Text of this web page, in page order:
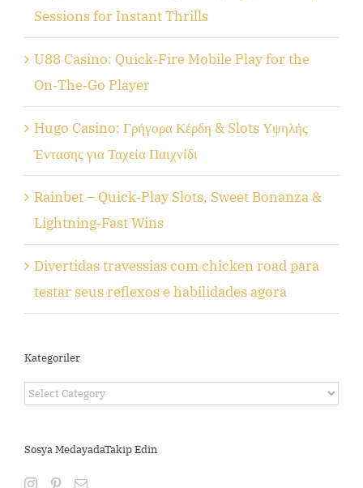
Sessions for Instant Thrills
U88 Casino: Quick‑Fire Mobile Play for the
On‑The‑Go Player
Hugo Casino: Γρήγορα Κέρδη & Slots Υψηλής
Έντασης για Ταχεία Παιχνίδι
Rainbet – Quick‑Play Slots, Sweet Bonanza &
Lightning‑Fast Wins
Divertidas travessias com chicken road para
testar seus reflexos e habilidades agora
Kategoriler
Kategoriler
Sosya MedayadaTakip Edin